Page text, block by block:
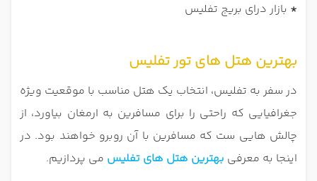
* بازار درای بریج تفلیس
بهترین هتل های تور تفلیس
در سفر به تفلیس، انتخاب یک هتل مناسب با موقعیت ویژه
جغرافیایی که راحتی را برای مسافرین به ارمغان بیاورد، از
چالش هایی ست که مسافرین با آن روبرو خواهند بود. در
اینجا به معرفی بهترین هتل های تفلیس می پردازیم.